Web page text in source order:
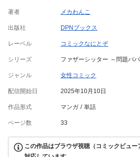
著者 メカわんこ
出版社 DPNブックス
レーベル コミックなにとぞ
シリーズ ファザーシッター ～問題パ
ジャンル 女性コミック
配信開始日 2025年10月10日
作品形式 マンガ 単話
ページ数 33
この作品はブラウザ視聴（コミックビュ